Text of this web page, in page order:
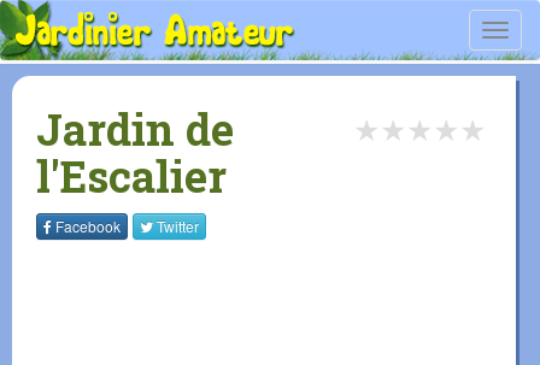
Jardin de
l'Escalier
★
★
★
★
★
Facebook Twitter